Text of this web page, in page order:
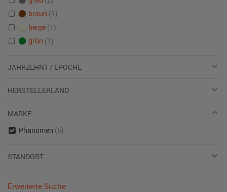
braun (1)
beige (1)
grün (1)
JAHRZEHNT / EPOCHE
HERSTELLERLAND
MARKE
Phänomen (5)
STANDORT
Erweiterte Suche